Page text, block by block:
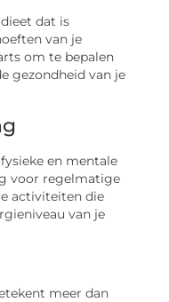
dat is
van je
om te bepalen
gezondheid van je
en mentale
voor regelmatige
activiteiten die
van je
meer dan